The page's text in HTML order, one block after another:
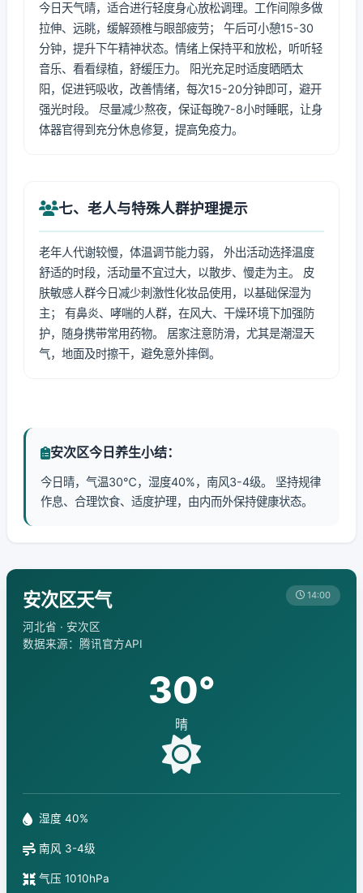
今日天气晴，适合进行轻度身心放松调理。工作间隙多做
拉伸、远眺，缓解颈椎与眼部疲劳； 午后可小憩15-30
分钟，提升下午精神状态。情绪上保持平和放松，听听轻
音乐、看看绿植，舒缓压力。 阳光充足时适度晒晒太
阳，促进钙吸收，改善情绪，每次15-20分钟即可，避开
强光时段。 尽量减少熬夜，保证每晚7-8小时睡眠，让身
体器官得到充分休息修复，提高免疫力。
七、老人与特殊人群护理提示
老年人代谢较慢，体温调节能力弱， 外出活动选择温度
舒适的时段，活动量不宜过大，以散步、慢走为主。 皮
肤敏感人群今日减少刺激性化妆品使用，以基础保湿为
主； 有鼻炎、哮喘的人群，在风大、干燥环境下加强防
护，随身携带常用药物。 居家注意防滑，尤其是潮湿天
气，地面及时擦干，避免意外摔倒。
安次区今日养生小结：
今日晴，气温30℃，湿度40%，南风3-4级。 坚持规律
作息、合理饮食、适度护理，由内而外保持健康状态。
安次区天气
河北省 · 安次区
数据来源：腾讯官方API
14:00
30°
晴
湿度 40%
南风 3-4级
气压 1010hPa